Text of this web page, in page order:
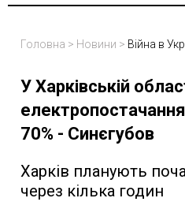
Головна > Новини > Війна в
У Харківській
70% - Синєгубов
Харків планують
через кілька годин